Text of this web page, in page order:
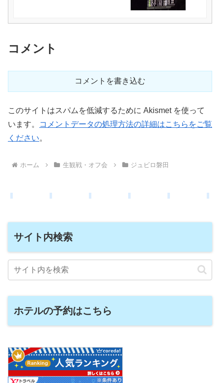
コメント
コメントを書き込む
このサイトはスパムを低減するために Akismet を使って
います。
コメントデータの処理方法の詳細はこちらをご覧
ください。
ホーム 生観戦・オフ会 ジュビロ磐田
サイト内検索
ホテルの予約はこちら